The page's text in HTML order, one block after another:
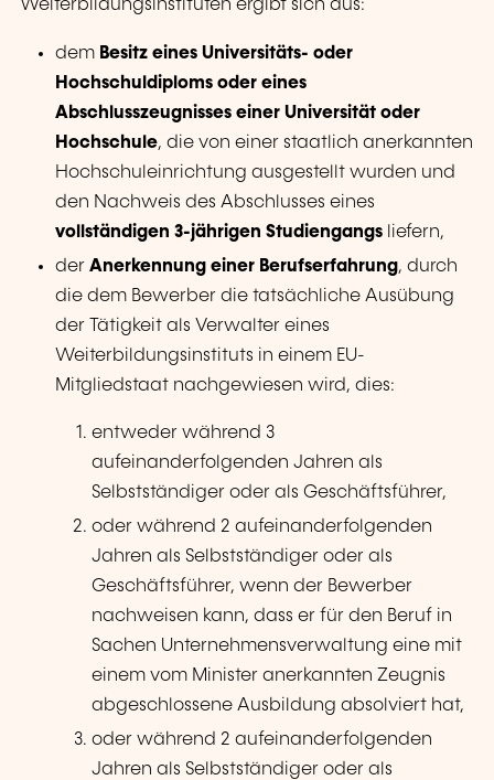
Weiterbildungsinstituten ergibt sich aus:
dem Besitz eines Universitäts- oder
Hochschuldiploms oder eines
Abschlusszeugnisses einer Universität oder
Hochschule, die von einer staatlich anerkannten
Hochschuleinrichtung ausgestellt wurden und
den Nachweis des Abschlusses eines
vollständigen 3-jährigen Studiengangs liefern,
derAnerkennung einer Berufserfahrung, durch
die dem Bewerber die tatsächliche Ausübung
der Tätigkeit als Verwalter eines
Weiterbildungsinstituts in einem EU-
Mitgliedstaat nachgewiesen wird, dies:
entweder während 3
aufeinanderfolgenden Jahren als
Selbstständiger oder als Geschäftsführer,
oder während 2 aufeinanderfolgenden
Jahren als Selbstständiger oder als
Geschäftsführer, wenn der Bewerber
nachweisen kann, dass er für den Beruf in
Sachen Unternehmensverwaltung eine mit
einem vom Minister anerkannten Zeugnis
abgeschlossene Ausbildung absolviert hat,
oder während 2 aufeinanderfolgenden
Jahren als Selbstständiger oder als